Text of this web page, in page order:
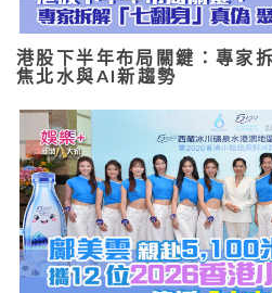
港股下半年布局關鍵：專家
焦北水與AI新趨勢